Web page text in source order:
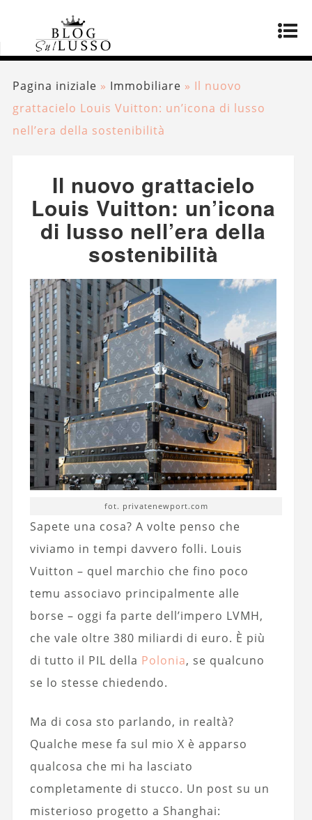
Pagina iniziale » Immobiliare » Il nuovo
grattacielo Louis Vuitton: un’icona di lusso
nell’era della sostenibilità
Il nuovo grattacielo
Louis Vuitton: un’icona
di lusso nell’era della
sostenibilità
fot. privatenewport.com
Sapete una cosa? A volte penso che
viviamo in tempi davvero folli. Louis
Vuitton – quel marchio che fino poco
temu associavo principalmente alle
borse – oggi fa parte dell’impero LVMH,
che vale oltre 380 miliardi di euro. È più
di tutto il PIL della Polonia, se qualcuno
se lo stesse chiedendo.
Ma di cosa sto parlando, in realtà?
Qualche mese fa sul mio X è apparso
qualcosa che mi ha lasciato
completamente di stucco. Un post su un
misterioso progetto a Shanghai: